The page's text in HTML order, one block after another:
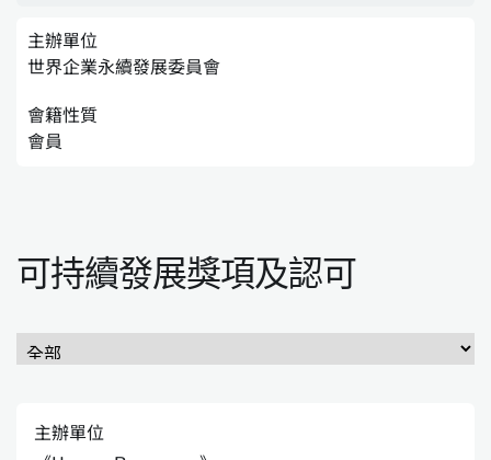
主辦單位
世界企業永續發展委員會
會籍性質
會員
可持續發展獎項及認可
主辦單位